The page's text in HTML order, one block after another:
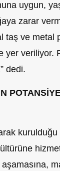
uygun,
zarar
taş ve metal
yer veriliyor.
dedi.